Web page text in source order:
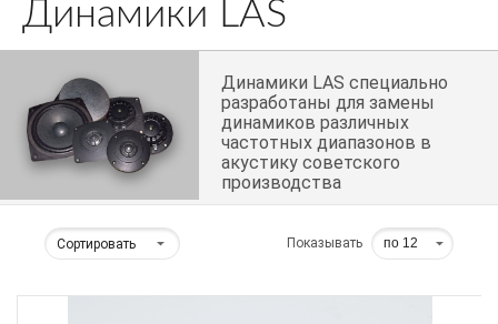
Динамики LAS
Динамики LAS специально
разработаны для замены
динамиков различных
частотных диапазонов в
акустику советского
производства
Сортировать Показывать